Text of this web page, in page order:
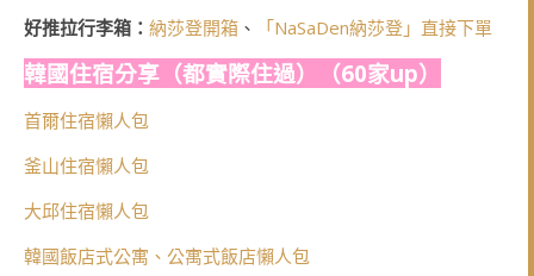
好推拉行李箱： 納莎登開箱 、 「NaSaDen納莎登」直接下單
韓國住宿分享（都實際住過）（60家up）
首爾住宿懶人包
釜山住宿懶人包
大邱住宿懶人包
韓國飯店式公寓、公寓式飯店懶人包